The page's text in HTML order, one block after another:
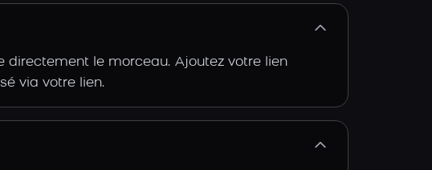
directement le morceau. Ajoutez votre lien
via votre lien.